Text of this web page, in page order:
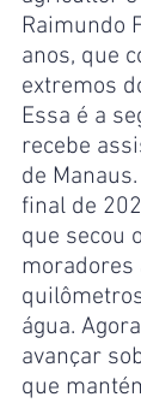
Raimundo
anos, que
extremos
Essa é a
recebe
de
final de
que secou
moradores
água.
avançar
que